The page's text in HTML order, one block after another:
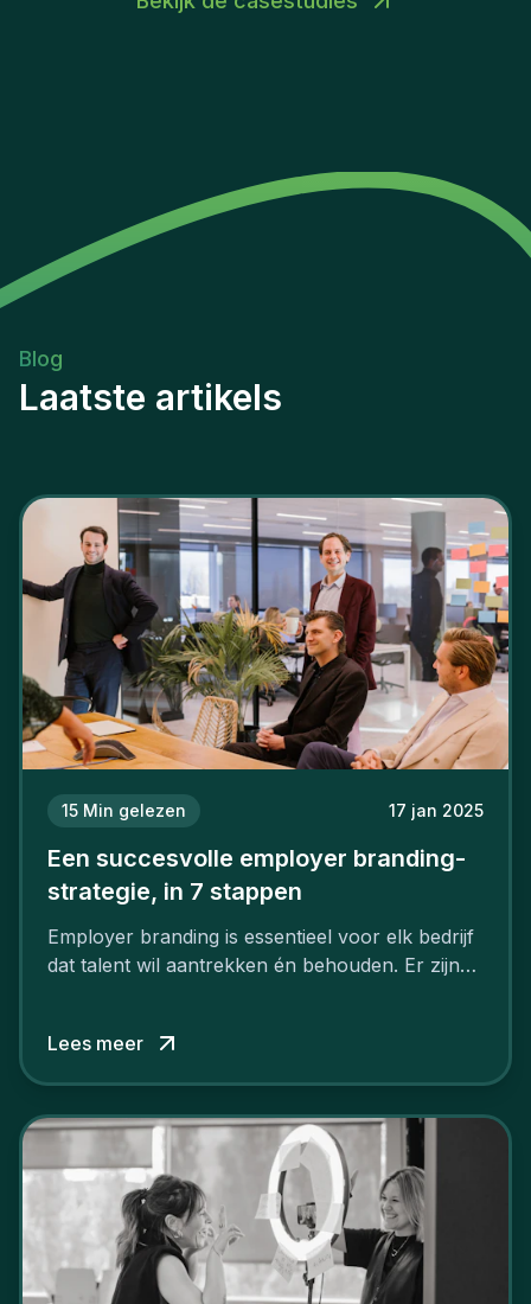
remediation oversight, and the positive impact on
Blog
Laatste artikels
15 Min gelezen 17 jan 2025
Een succesvolle employer branding-
strategie, in 7 stappen
Employer branding is essentieel voor elk bedrijf
dat talent wil aantrekken én behouden. Er zijn
niet van vandaag op morgen. Hoe pak je dat
aan, starten met employer branding?
Lees meer